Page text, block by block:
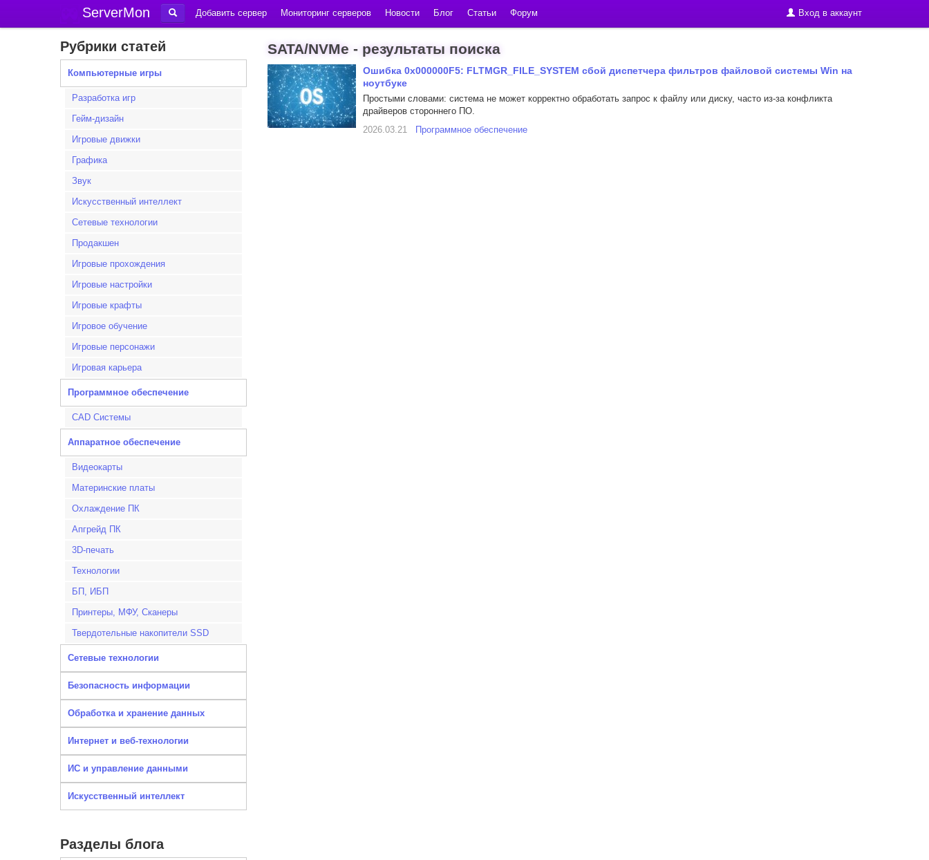
ServerMon Добавить сервер Мониторинг серверов Новости Блог Статьи Форум Вход в аккаунт
Рубрики статей
Компьютерные игры
Разработка игр
Гейм-дизайн
Игровые движки
Графика
Звук
Искусственный интеллект
Сетевые технологии
Продакшен
Игровые прохождения
Игровые настройки
Игровые крафты
Игровое обучение
Игровые персонажи
Игровая карьера
Программное обеспечение
CAD Системы
Аппаратное обеспечение
Видеокарты
Материнские платы
Охлаждение ПК
Апгрейд ПК
3D-печать
Технологии
БП, ИБП
Принтеры, МФУ, Сканеры
Твердотельные накопители SSD
Сетевые технологии
Безопасность информации
Обработка и хранение данных
Интернет и веб-технологии
ИС и управление данными
Искусственный интеллект
Разделы блога
SATA/NVMe - результаты поиска
Ошибка 0x000000F5: FLTMGR_FILE_SYSTEM сбой диспетчера фильтров файловой системы Win на
ноутбуке
Простыми словами: система не может корректно обработать запрос к файлу или диску, часто из-за конфликта
драйверов стороннего ПО.
2026.03.21
Программное обеспечение